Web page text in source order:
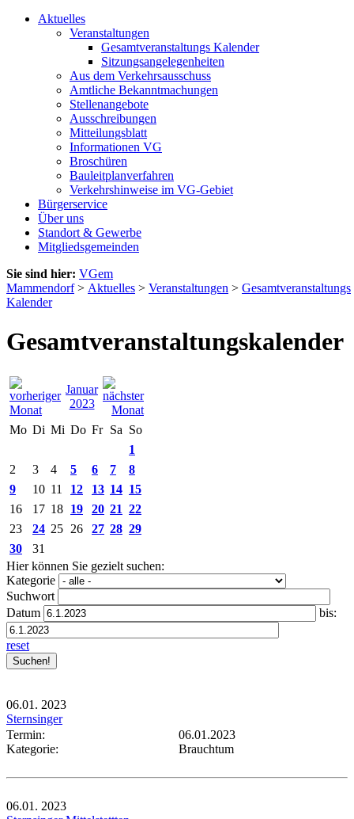
Aktuelles
Veranstaltungen
Gesamtveranstaltungs Kalender
Sitzungsangelegenheiten
Aus dem Verkehrsausschuss
Amtliche Bekanntmachungen
Stellenangebote
Ausschreibungen
Mitteilungsblatt
Informationen VG
Broschüren
Bauleitplanverfahren
Verkehrshinweise im VG-Gebiet
Bürgerservice
Über uns
Standort & Gewerbe
Mitgliedsgemeinden
Sie sind hier: VGem
Mammendorf> Aktuelles > Veranstaltungen > Gesamtveranstaltungs
Kalender
Gesamtveranstaltungskalender
Januar
2023
Mo Di Mi Do Fr Sa So
1
2
3 4 5 6 7
8
9
10 11 12 13 14 15
16
17 18 19 20 21 22
23
24 25 26 27 28 29
30
31
Hier können Sie gezielt suchen:
Kategorie
Suchwort
Datum
bis:
reset
06.01. 2023
Sternsinger
Termin:
06.01.2023
Kategorie:
Brauchtum
06.01. 2023